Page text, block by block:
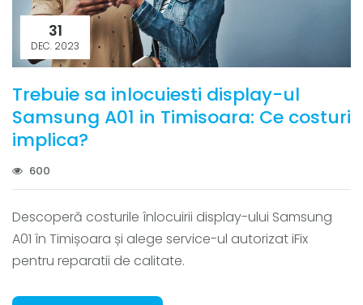
31
DEC. 2023
Trebuie sa inlocuiesti display-ul
Samsung A01 in Timisoara: Ce costuri
implica?
600
Descoperă costurile înlocuirii display-ului Samsung
A01 în Timișoara și alege service-ul autorizat iFix
pentru reparatii de calitate.